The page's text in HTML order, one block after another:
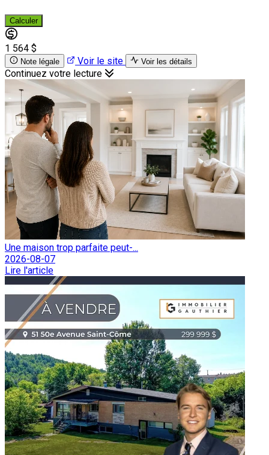
Calculer
1 564 $
Note légale Voir le site Voir les détails
Continuez votre lecture
Une maison trop parfaite peut-...
2026-08-07
Lire l'article